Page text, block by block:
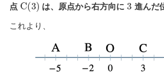
点 は、原点から右方向に 進んだ
これより、